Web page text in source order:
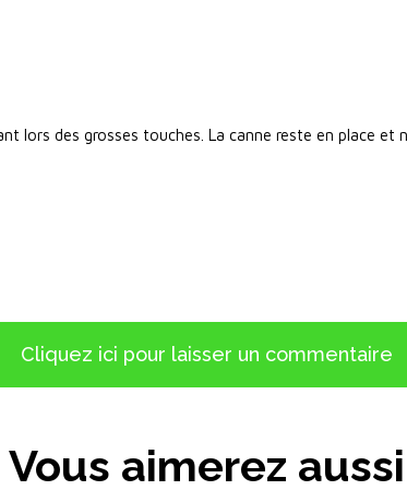
lors des grosses touches. La canne reste en place et
Cliquez ici pour laisser un commentaire
Vous aimerez aussi